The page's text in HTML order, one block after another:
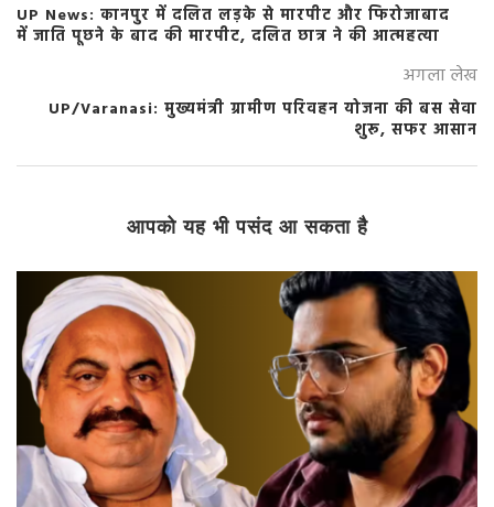
UP News: कानपुर में दलित लड़के से मारपीट और फिरोजाबाद
में जाति पूछने के बाद की मारपीट, दलित छात्र ने की आत्महत्या
अगला लेख
UP/Varanasi: मुख्यमंत्री ग्रामीण परिवहन योजना की बस सेवा
शुरू, सफर आसान
आपको यह भी पसंद आ सकता है